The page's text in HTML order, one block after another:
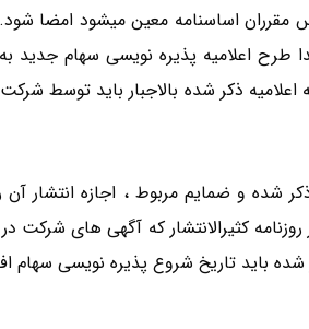
مقرران اساسنامه معین میشود امضا
اعلامیه پذیره نویسی سهام جدید به
ذکر شده بالاجبار باید توسط
و ضمایم مربوط ، اجازه انتشار
کثیرالانتشار که آگهی های شرکت
شده باید تاریخ شروع پذیره نویسی سهام